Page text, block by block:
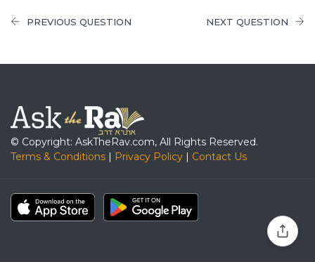
PREVIOUS QUESTION NEXT QUESTION
© Copyright: AskTheRav.com, All Rights Reserved.
Terms & Conditions | Privacy Policy | Contact Us